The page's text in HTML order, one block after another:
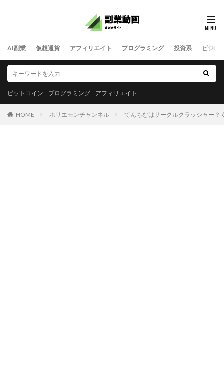
AI副業 仮想通貨 アフィリエイト プログラミング 投資系 ビジネ
ビットコイン プログラミング アフィリエイト
HOME ホリエモンチャンネル てんちむはサークルクラッシャー